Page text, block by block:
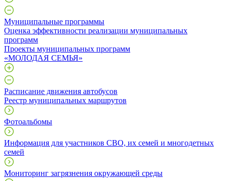
Муниципальные программы
Оценка эффективности реализации муниципальных
программ
Проекты муниципальных программ
«МОЛОДАЯ СЕМЬЯ»
Расписание движения автобусов
Реестр муниципальных маршрутов
Фотоальбомы
Информация для участников СВО, их семей и многодетных
семей
Мониторинг загрязнения окружающей среды